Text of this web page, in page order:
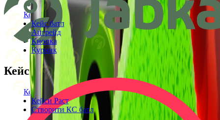
Кейси
Кейс батл
Апгрейд
Кнопка
Курник
Кейси
Кейси КС2
Кейси Раст
Створити КС батл